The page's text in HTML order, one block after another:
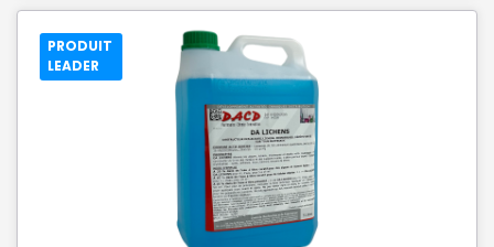
PRODUIT
LEADER